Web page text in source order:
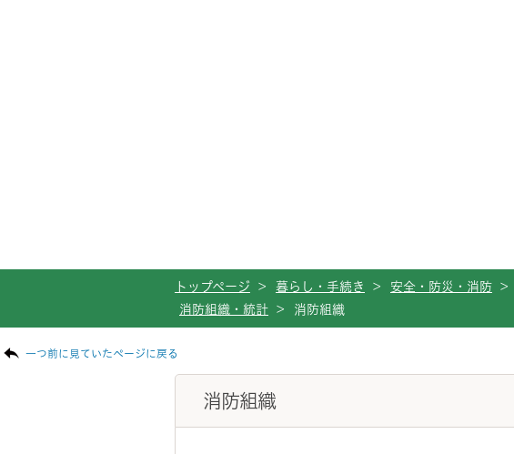
トップページ > 暮らし・手続き > 安全・防災・消防 >
消防組織・統計
> 消防組織
一つ前に見ていたページに戻る
消防組織